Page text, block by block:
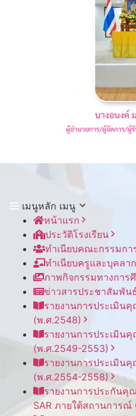
เมนูหลัก เมนู
หน้าแรก
ประวัติโรงเรียน
ทำเนียบคณะกรรมกา
ทำเนียบครูและบุคลา
ภาพกิจกรรมทางการ
ข่าวสารประชาสัมพัน
รายงานการประเมิน
(พ.ศ.2548)
รายงานการประเมิน
(พ.ศ.2549-2553)
รายงานการประเมิน
(พ.ศ.2554-2558)
รายงานการประกันคุ
SAR ภายใต้สถานการณ์